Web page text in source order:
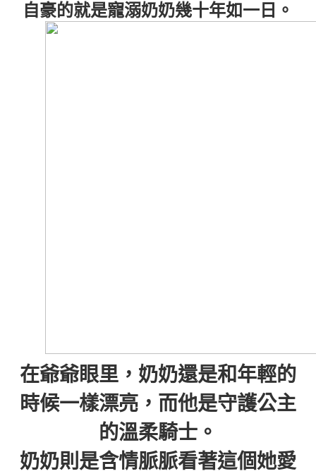
自豪的就是寵溺奶奶幾十年如一日。
在爺爺眼里，奶奶還是和年輕的
時候一樣漂亮，而他是守護公主
的溫柔騎士。
奶奶則是含情脈脈看著這個她愛